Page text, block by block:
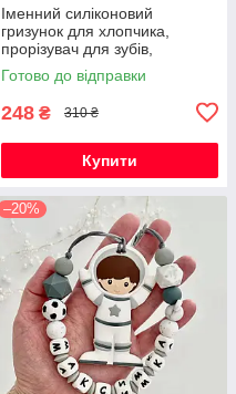
Іменний силіконовий
гризунок для хлопчика,
прорізувач для зубів,
Космонавт (м'ята)
Готово до відправки
248 ₴ 310 ₴
Купити
–20%